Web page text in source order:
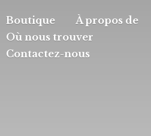
Boutique
À propos de
Où nous trouver
Contactez-nous